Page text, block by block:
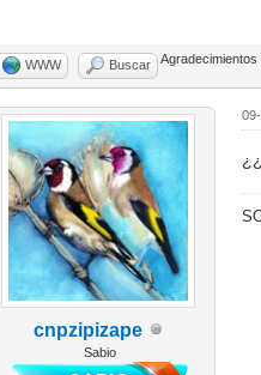
WWW Buscar Agradecimientos
cnpzipizape
Sabio